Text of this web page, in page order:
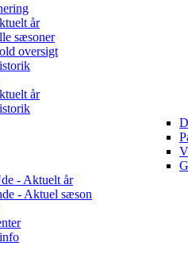
år
sæsoner
oversigt
år
- Aktuelt år
- Aktuel sæson